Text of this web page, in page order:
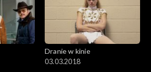
Dranie w kinie
03.03.2018